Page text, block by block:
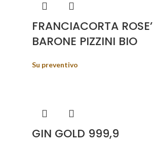
FRANCIACORTA ROSE’
BARONE PIZZINI BIO
Su preventivo
GIN GOLD 999,9